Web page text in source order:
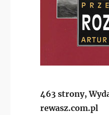
463 strony,
rewasz.com.pl